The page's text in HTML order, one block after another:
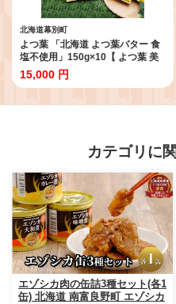
北海道幕別町
よつ葉 「北海道 よつ葉バター 食
塩不使用」150g×10【 よつ葉 美
味しい パン ケーキ 製菓 お菓子 無
塩 塩 北海道 十勝 幕別 】
15,000 円
カテゴリに
エゾシカ肉の缶詰3種セット(各1
缶) 北海道 南富良野町 エゾシカ